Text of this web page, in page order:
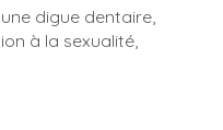
digue dentaire,
à la sexualité,